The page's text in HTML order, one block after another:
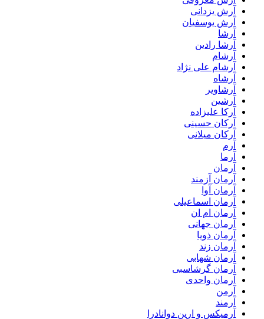
آرش یزدانی
آرش یوسفیان
آرشا
آرشا رادین
آرشام
آرشام علی نژاد
آرشاه
آرشاویر
آرشین
آرکا علیزاده
آرکان حسینی
آرکان میلانی
آرم
آرما
آرمان
آرمان آزمند
آرمان آوا
آرمان اسماعیلی
آرمان ام ان
آرمان جهانی
آرمان ذویا
آرمان زند
آرمان شهابی
آرمان گرشاسبی
آرمان واحدی
آرمن
آرمند
آرمیکس و ارین دوانادرا